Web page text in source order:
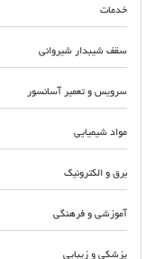
خدمات
سقف شیبدار شیروانی
سرویس و تعمیر آسانسور
مواد شیمیایی
برق و الکترونیک
آموزشی و فرهنگی
پزشکی و زیبایی